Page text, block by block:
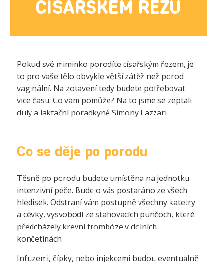
CÍSAŘSKÉM ŘEZU
Pokud své miminko porodíte císařským řezem, je
to pro vaše tělo obvykle větší zátěž než porod
vaginální. Na zotavení tedy budete potřebovat
více času. Co vám pomůže? Na to jsme se zeptali
duly a laktační poradkyně Simony Lazzari.
Co se děje po porodu
Těsně po porodu budete umístěna na jednotku
intenzivní péče. Bude o vás postaráno ze všech
hledisek. Odstraní vám postupně všechny katetry
a cévky, vysvobodí ze stahovacích punčoch, které
předcházely krevní trombóze v dolních
končetinách.
Infuzemi, čípky, nebo injekcemi budou eventuálně